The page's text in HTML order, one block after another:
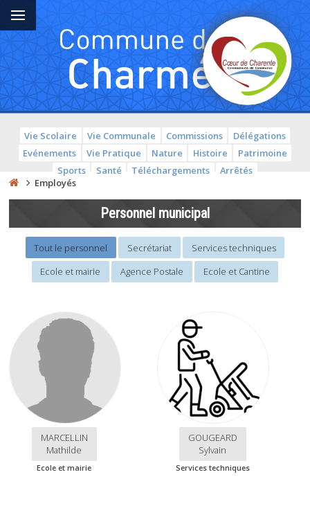
Vie Scolaire Vie Communale Commissions
Délégations
Evénements
Vie Pratique Nature Histoire
Patrimoine
Sports
Santé Téléchargements
Arrêtés
Employés
Personnel municipal
Tout le personnel Secrétariat
Services techniques
Ecole et mairie
Agence Postale Ecole et Cantine
MARCELLIN
Mathilde
Ecole et mairie
GOUGEARD
Sylvain
Services techniques